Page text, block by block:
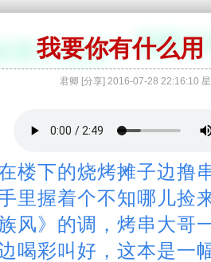
我要你有什么用
君卿 [分享] 2016-07-28 22:16:10
楼下的烧烤摊子边撸
里握着个不知哪儿捡
风》的调，烤串大哥
喝彩叫好，这本是一